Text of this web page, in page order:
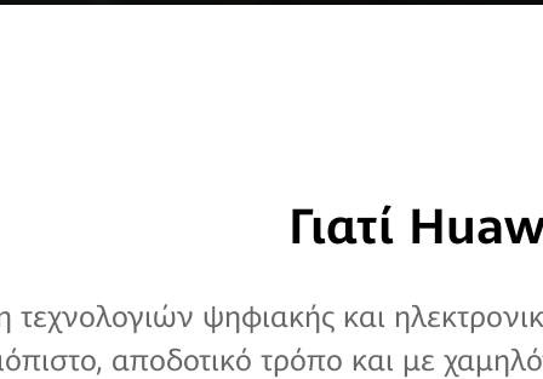
Γιατί
ψηφιακής και
αποδοτικό τρόπο και με